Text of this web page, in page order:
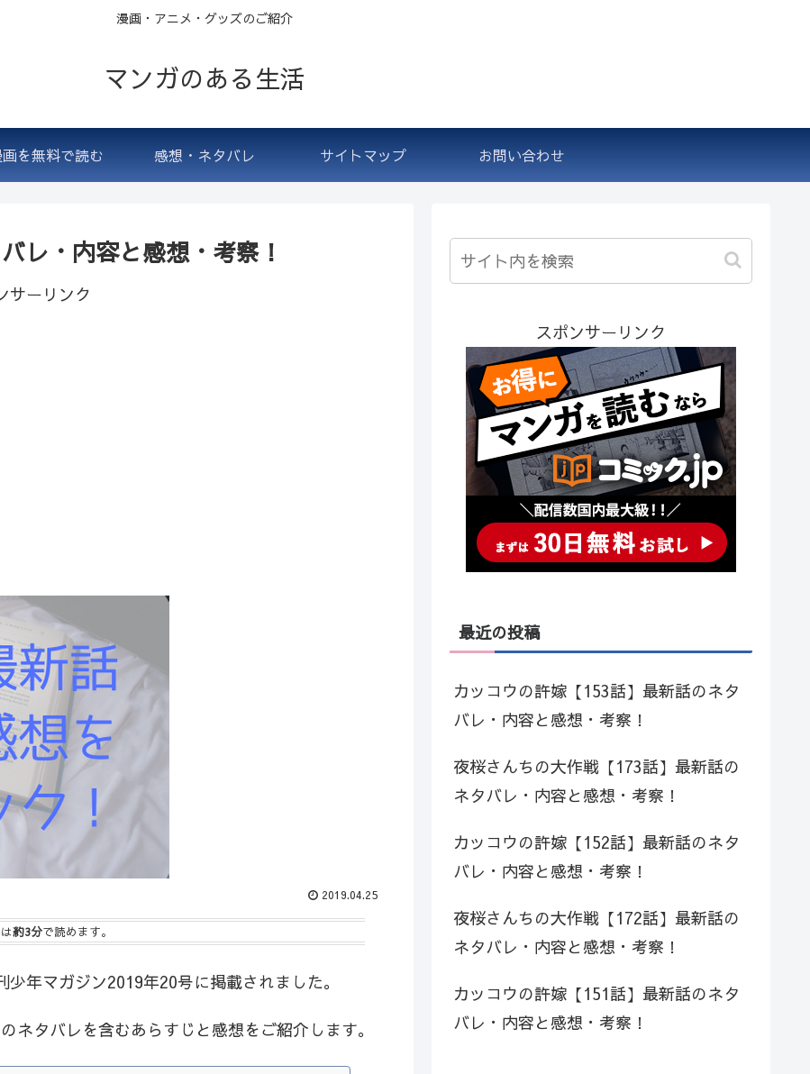
漫画・アニメ・グッズのご紹介
マンガのある生活
を無料で読む 感想・ネタバレ サイトマップ お問い合わせ
レ・内容と感想・考察！
サーリンク
2019.04.25
約3分で読めます。
年マガジン2019年20号に掲載されました。
ネタバレを含むあらすじと感想をご紹介します。
スポンサーリンク
最近の投稿
カッコウの許嫁【153話】最新話のネタ
バレ・内容と感想・考察！
夜桜さんちの大作戦【173話】最新話の
ネタバレ・内容と感想・考察！
カッコウの許嫁【152話】最新話のネタ
バレ・内容と感想・考察！
夜桜さんちの大作戦【172話】最新話の
ネタバレ・内容と感想・考察！
カッコウの許嫁【151話】最新話のネタ
バレ・内容と感想・考察！